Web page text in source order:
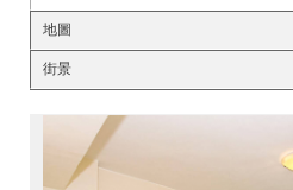
地圖
街景